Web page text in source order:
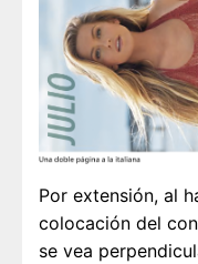
Por extensión, al
colocación del
se vea